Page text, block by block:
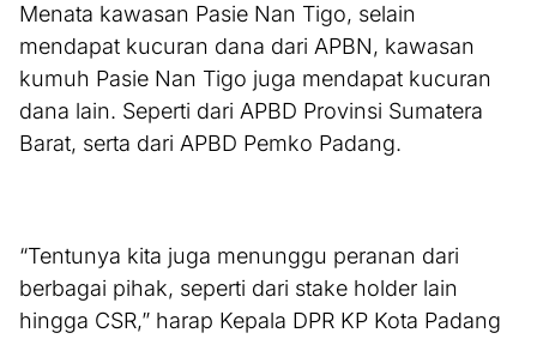
Menata kawasan Pasie Nan Tigo, selain
mendapat kucuran dana dari APBN, kawasan
kumuh Pasie Nan Tigo juga mendapat kucuran
dana lain. Seperti dari APBD Provinsi Sumatera
Barat, serta dari APBD Pemko Padang.
“Tentunya kita juga menunggu peranan dari
berbagai pihak, seperti dari stake holder lain
hingga CSR,” harap Kepala DPR KP Kota Padang